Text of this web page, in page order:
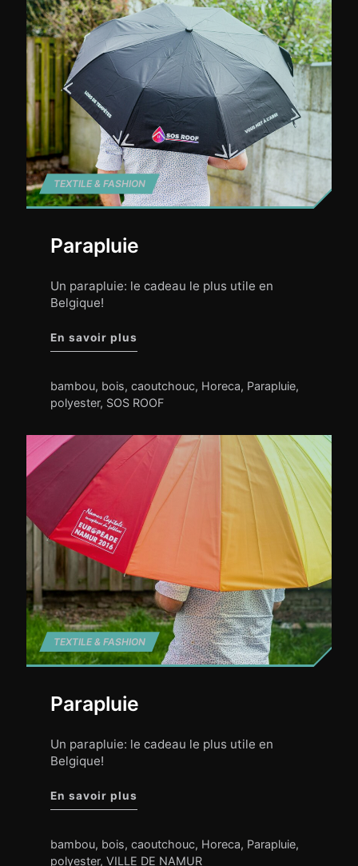
TEXTILE & FASHION
Parapluie
Un parapluie: le cadeau le plus utile en
Belgique!
En savoir plus
bambou, bois, caoutchouc, Horeca, Parapluie,
polyester, SOS ROOF
TEXTILE & FASHION
Parapluie
Un parapluie: le cadeau le plus utile en
Belgique!
En savoir plus
bambou, bois, caoutchouc, Horeca, Parapluie,
polyester, VILLE DE NAMUR